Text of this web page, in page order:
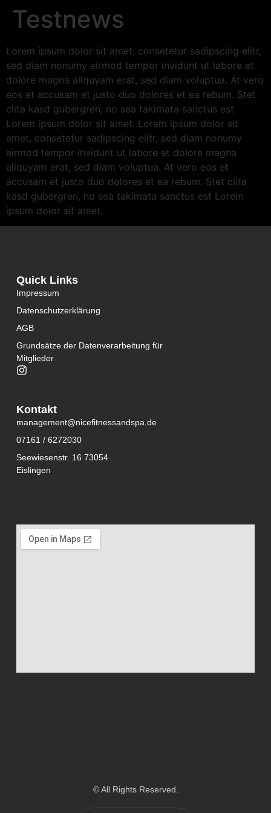
Testnews
Lorem ipsum dolor sit amet, consetetur sadipscing elitr,
sed diam nonumy eirmod tempor invidunt ut labore et
dolore magna aliquyam erat, sed diam voluptua. At vero
eos et accusam et justo duo dolores et ea rebum. Stet
clita kasd gubergren, no sea takimata sanctus est
Lorem ipsum dolor sit amet. Lorem ipsum dolor sit
amet, consetetur sadipscing elitr, sed diam nonumy
eirmod tempor invidunt ut labore et dolore magna
aliquyam erat, sed diam voluptua. At vero eos et
accusam et justo duo dolores et ea rebum. Stet clita
kasd gubergren, no sea takimata sanctus est Lorem
ipsum dolor sit amet.
Quick Links
Impressum
Datenschutzerklärung
AGB
Grundsätze der Datenverarbeitung für
Mitglieder
Kontakt
management@nicefitnessandspa.de
07161 / 6272030
Seewiesenstr. 16 73054
Eislingen
© All Rights Reserved.